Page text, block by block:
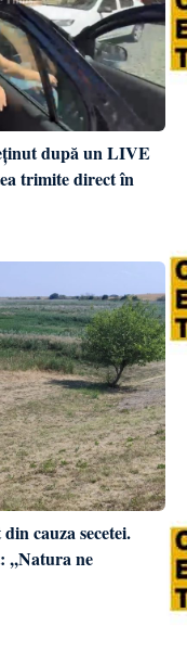
după un LIVE
trimite direct în
cauza secetei.
,,Natura ne